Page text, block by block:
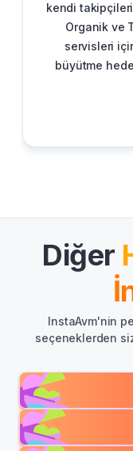
kendi
Organik ve
servisleri
büyütme
Diğer
InstaAvm'nin
seçeneklerden